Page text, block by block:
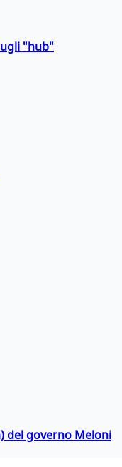
"hub"
del governo Meloni